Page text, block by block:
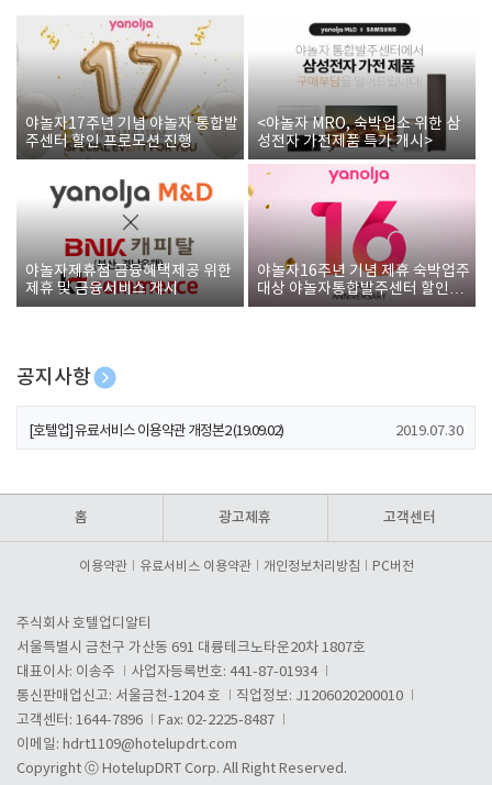
야놀자17주년 기념 야놀자 통합발
주센터 할인 프로모션 진행
<야놀자 MRO, 숙박업소 위한 삼
성전자 가전제품 특가 개시>
야놀자제휴점 금융혜택제공 위한
제휴 및 금융서비스 게시
야놀자16주년 기념 제휴 숙박업주
대상 야놀자통합발주센터 할인쿠
폰 증정
공지사항
[호텔업] 개인정보 처리방침 개정본1 (19.09.02)
[호텔업] 유료서비스 이용약관 개정본2 (19.09.02) 2019.07.30
홈 광고제휴 고객센터
이용약관 유료서비스 이용약관 개인정보처리방침 PC버전
주식회사 호텔업디알티
서울특별시 금천구 가산동 691 대륭테크노타운20차 1807호
대표이사: 이송주
사업자등록번호: 441-87-01934
통신판매업신고: 서울금천-1204 호
직업정보: J1206020200010
고객센터: 1644-7896
Fax: 02-2225-8487
이메일: hdrt1109@hotelupdrt.com
Copyright ⓒ HotelupDRT Corp. All Right Reserved.